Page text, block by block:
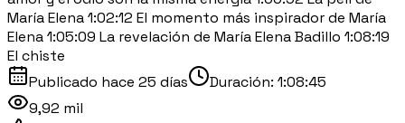
María Elena 1:02:12 El momento más inspirador de María
Elena 1:05:09 La revelación de María Elena Badillo 1:08:19
El chiste
Publicado hace 25 días Duración: 1:08:45
9,92 mil